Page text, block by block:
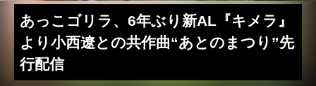
あっこゴリラ、6年ぶり新AL『キメラ』
より小西遼との共作曲“あとのまつり”先
行配信